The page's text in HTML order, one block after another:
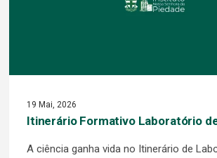
19 Mai, 2026
Itinerário Formativo Laboratório
A ciência ganha vida no Itinerário de